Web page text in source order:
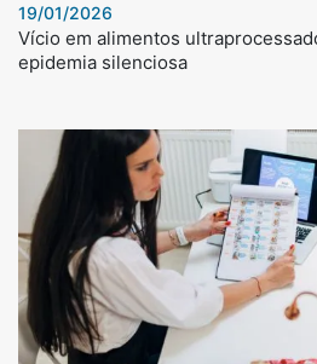
19/01/2026
Vício em alimentos
epidemia silenciosa